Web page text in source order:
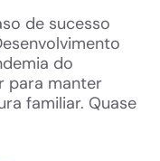
de sucesso
do
para manter
familiar. Quase